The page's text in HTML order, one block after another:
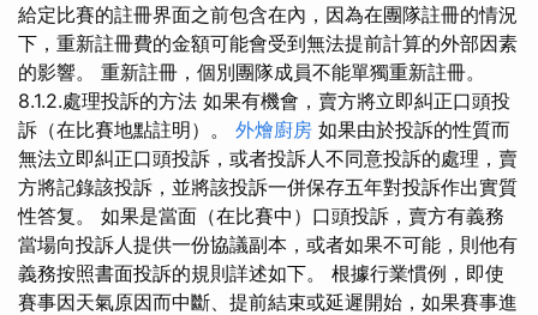
給定比賽的註冊界面之前包含在內，因為在團隊註冊的情況
下，重新註冊費的金額可能會受到無法提前計算的外部因素
的影響。 重新註冊，個別團隊成員不能單獨重新註冊。
8.1.2.處理投訴的方法 如果有機會，賣方將立即糾正口頭投
訴（在比賽地點註明）。 外燴廚房 如果由於投訴的性質而
無法立即糾正口頭投訴，或者投訴人不同意投訴的處理，賣
方將記錄該投訴，並將該投訴一併保存五年對投訴作出實質
性答复。 如果是當面（在比賽中）口頭投訴，賣方有義務
當場向投訴人提供一份協議副本，或者如果不可能，則他有
義務按照書面投訴的規則詳述如下。 根據行業慣例，即使
賽事因天氣原因而中斷、提前結束或延遲開始，如果賽事進